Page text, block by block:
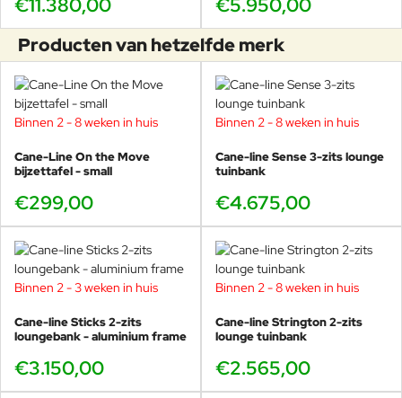
€11.380,00 €5.950,00
Producten van hetzelfde merk
Binnen 2 - 8 weken in huis
Cane-Line On the Move
bijzettafel - small
€299,00
Binnen 2 - 8 weken in huis
Cane-line Sense 3-zits lounge
tuinbank
€4.675,00
Binnen 2 - 3 weken in huis
Cane-line Sticks 2-zits
loungebank - aluminium frame
€3.150,00
Binnen 2 - 8 weken in huis
Cane-line Strington 2-zits
lounge tuinbank
€2.565,00